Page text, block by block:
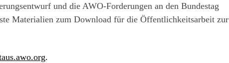
und die AWO-Forderungen an den Bundestag
Materialien zum Download für die Öffentlichkeitsarbeit zur
.